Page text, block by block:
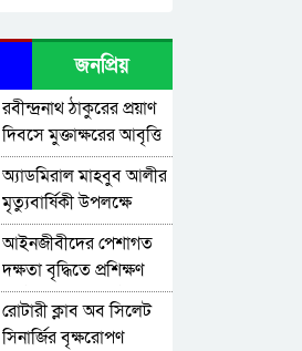
জনপ্রিয়
রবীন্দ্রনাথ ঠাকুরের প্রয়াণ
দিবসে মুক্তাক্ষরের আবৃত্তি
শ্রদ্ধা
অ্যাডমিরাল মাহবুব আলীর
মৃত্যুবার্ষিকী উপলক্ষে
দোয়া মাহফিল
‎আইনজীবীদের পেশাগত
দক্ষতা বৃদ্ধিতে প্রশিক্ষণ
কর্মশালা অপরিহার্য: এমপি
এমরান আহমদ চৌধুরী
রোটারী ক্লাব অব সিলেট
সিনার্জির বৃক্ষরোপণ